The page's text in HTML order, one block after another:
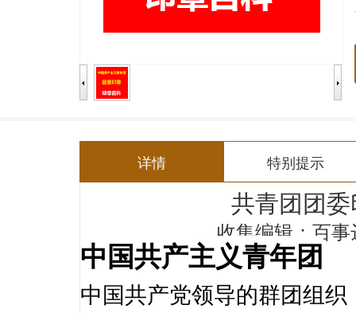
详情 特别提示
共青团团
收集编辑：百
中国共产主义青年团
中国共产党领导的群团组织